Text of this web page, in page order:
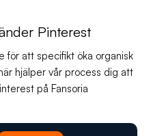
Pinterest
för att specifikt öka organisk
hjälper vår process dig att
på Fansoria